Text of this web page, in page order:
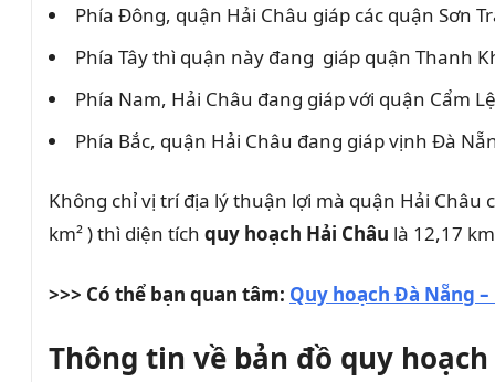
Phía Đông, quận Hải Châu giáp các quận Sơn
Phía Tây thì quận này đang giáp quận Thanh
Phía Nam, Hải Châu đang giáp với quận Cẩm Lệ
Phía Bắc, quận Hải Châu đang giáp vịnh Đà
Không chỉ vị trí địa lý thuận lợi mà quận Hải Châu
km² ) thì diện tích quy hoạch Hải Châu là 12,17
>>> Có thể bạn quan tâm: Quy hoạch Đà Nẵng
Thông tin về bản đồ quy